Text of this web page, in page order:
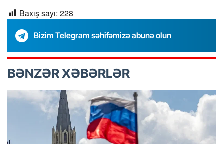
Baxış sayı: 228
Bizim Telegram səhifəmizə abunə olun
BƏNZƏR XƏBƏRLƏR